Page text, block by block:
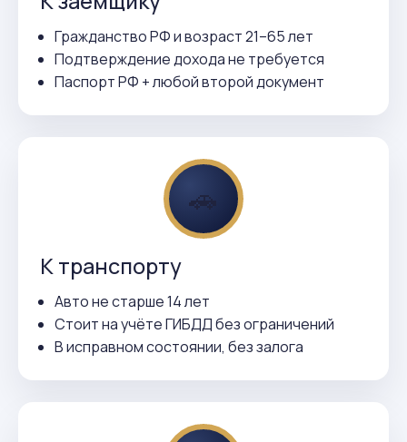
Гражданство РФ и возраст 21–65 лет
Подтверждение дохода не требуется
Паспорт РФ + любой второй документ
🚗
К транспорту
Авто не старше 14 лет
Стоит на учёте ГИБДД без ограничений
В исправном состоянии, без залога